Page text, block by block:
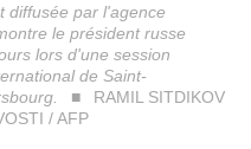
diffusée par l'agence
le président russe
lors d'une session
de Saint-
RAMIL SITDIKOV
/ AFP